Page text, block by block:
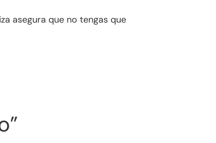
asegura que no tengas que